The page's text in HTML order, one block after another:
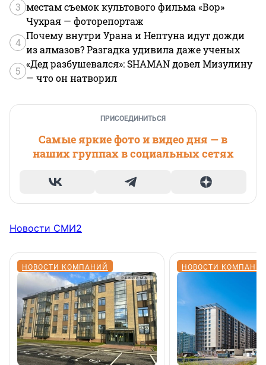
3 местам съемок культового фильма «Вор»
Чухрая — фоторепортаж
4
Почему внутри Урана и Нептуна идут дожди
из алмазов? Разгадка удивила даже ученых
5
«Дед разбушевался»: SHAMAN довел Мизулину
— что он натворил
ПРИСОЕДИНИТЬСЯ
Самые яркие фото и видео дня — в
наших группах в социальных сетях
Новости СМИ2
НОВОСТИ КОМПАНИЙ НОВОСТИ